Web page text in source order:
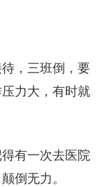
，三班倒，要
力大，有时就
有一次去医院
倒无力。